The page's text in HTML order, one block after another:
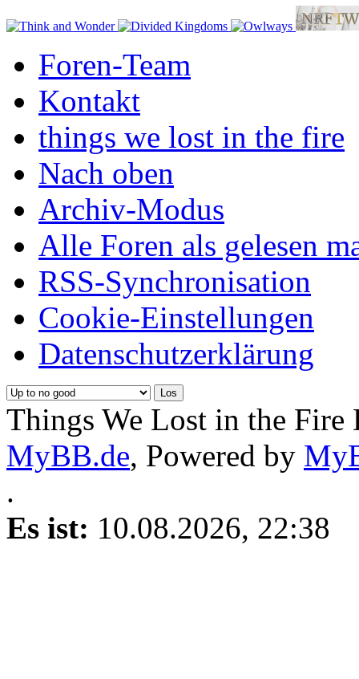
Foren-Team
Kontakt
things we lost in the fire
Nach oben
Archiv-Modus
Alle Foren als gelesen
RSS-Synchronisation
Cookie-Einstellungen
Datenschutzerklärung
Things We Lost in the Fire
MyBB.de, Powered by
.
Es ist: 10.08.2026, 22:38